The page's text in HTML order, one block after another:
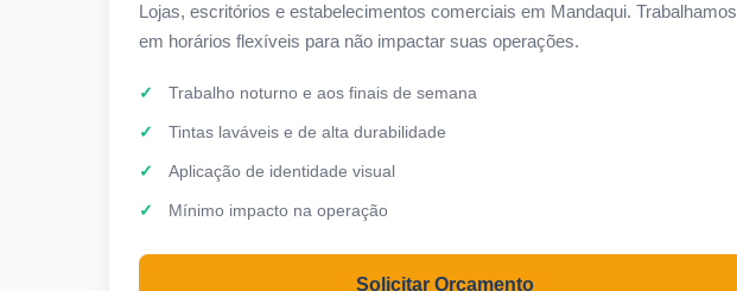
Lojas, escritórios e estabelecimentos comerciais em Mandaqui. Trabalhamos
em horários flexíveis para não impactar suas operações.
Trabalho noturno e aos finais de semana
Tintas laváveis e de alta durabilidade
Aplicação de identidade visual
Mínimo impacto na operação
Solicitar Orçamento